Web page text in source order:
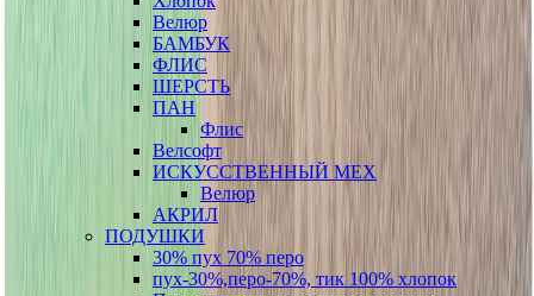
Велюр
БАМБУК
ФЛИС
ШЕРСТЬ
ПАН
Флис
Велсофт
ИСКУССТВЕННЫЙ МЕХ
Велюр
АКРИЛ
ПОДУШКИ
30% пух 70% перо
пух-30%,перо-70%, тик 100% хлопок